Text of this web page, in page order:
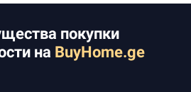
покупки
на BuyHome.ge